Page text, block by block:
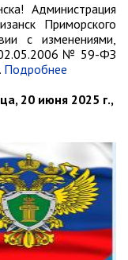
в сфере
за
систем
Администрация
Приморского
с изменениями,
02.05.2006 № 59-ФЗ
Подробнее
20 июня 2025 г.,